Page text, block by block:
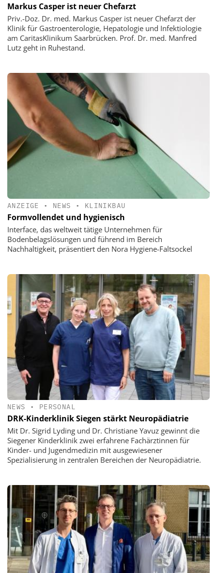
Markus Casper ist neuer Chefarzt
Priv.-Doz. Dr. med. Markus Casper ist neuer Chefarzt der
Klinik für Gastroenterologie, Hepatologie und Infektiologie
am CaritasKlinikum Saarbrücken. Prof. Dr. med. Manfred
Lutz geht in Ruhestand.
ANZEIGE • NEWS • KLINIKBAU
Formvollendet und hygienisch
Interface, das weltweit tätige Unternehmen für
Bodenbelagslösungen und führend im Bereich
Nachhaltigkeit, präsentiert den Nora Hygiene-Faltsockel
NEWS • PERSONAL
DRK-Kinderklinik Siegen stärkt Neuropädiatrie
Mit Dr. Sigrid Lyding und Dr. Christiane Yavuz gewinnt die
Siegener Kinderklinik zwei erfahrene Fachärztinnen für
Kinder- und Jugendmedizin mit ausgewiesener
Spezialisierung in zentralen Bereichen der Neuropädiatrie.